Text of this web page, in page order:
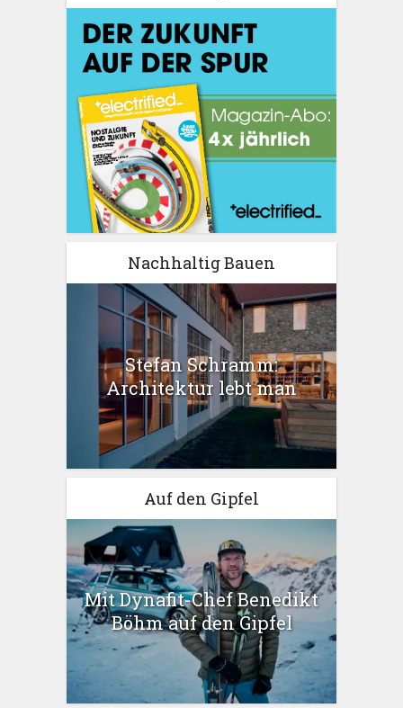
Nachhaltig Bauen
Stefan Schramm:
Architektur lebt man
Auf den Gipfel
Mit Dynafit-Chef Benedikt
Böhm auf den Gipfel